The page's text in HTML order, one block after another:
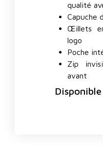
qualité
Capuche
Œillets
logo
Poche
Zip
avant